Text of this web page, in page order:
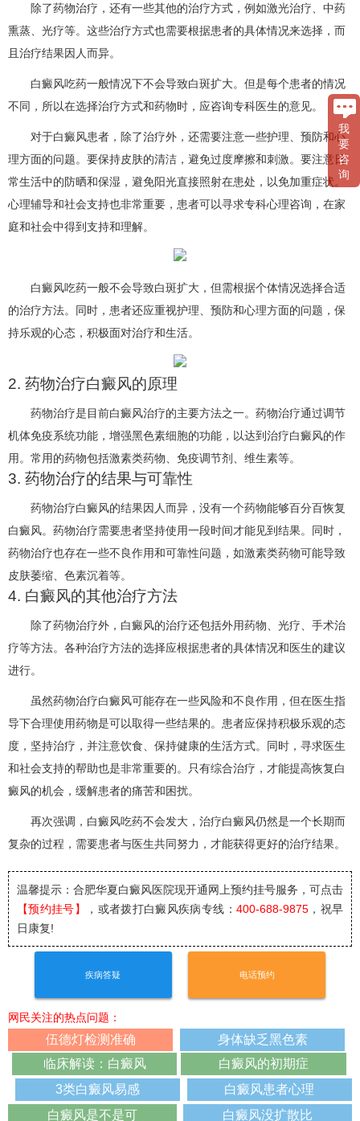
除了药物治疗，还有一些其他的治疗方式，例如激光治疗、中药
熏蒸、光疗等。这些治疗方式也需要根据患者的具体情况来选择，而
且治疗结果因人而异。
白癜风吃药一般情况下不会导致白斑扩大。但是每个患者的情况
不同，所以在选择治疗方式和药物时，应咨询专科医生的意见。
对于白癜风患者，除了治疗外，还需要注意一些护理、预防和心
理方面的问题。要保持皮肤的清洁，避免过度摩擦和刺激。要注意日
常生活中的防晒和保湿，避免阳光直接照射在患处，以免加重症状。
心理辅导和社会支持也非常重要，患者可以寻求专科心理咨询，在家
庭和社会中得到支持和理解。
白癜风吃药一般不会导致白斑扩大，但需根据个体情况选择合适
的治疗方法。同时，患者还应重视护理、预防和心理方面的问题，保
持乐观的心态，积极面对治疗和生活。
2. 药物治疗白癜风的原理
药物治疗是目前白癜风治疗的主要方法之一。药物治疗通过调节
机体免疫系统功能，增强黑色素细胞的功能，以达到治疗白癜风的作
用。常用的药物包括激素类药物、免疫调节剂、维生素等。
3. 药物治疗的结果与可靠性
药物治疗白癜风的结果因人而异，没有一个药物能够百分百恢复
白癜风。药物治疗需要患者坚持使用一段时间才能见到结果。同时，
药物治疗也存在一些不良作用和可靠性问题，如激素类药物可能导致
皮肤萎缩、色素沉着等。
4. 白癜风的其他治疗方法
除了药物治疗外，白癜风的治疗还包括外用药物、光疗、手术治
疗等方法。各种治疗方法的选择应根据患者的具体情况和医生的建议
进行。
虽然药物治疗白癜风可能存在一些风险和不良作用，但在医生指
导下合理使用药物是可以取得一些结果的。患者应保持积极乐观的态
度，坚持治疗，并注意饮食、保持健康的生活方式。同时，寻求医生
和社会支持的帮助也是非常重要的。只有综合治疗，才能提高恢复白
癜风的机会，缓解患者的痛苦和困扰。
再次强调，白癜风吃药不会发大，治疗白癜风仍然是一个长期而
复杂的过程，需要患者与医生共同努力，才能获得更好的治疗结果。
温馨提示：合肥华夏白癜风医院现开通网上预约挂号服务，可点击
【预约挂号】
，或者拨打白癜风疾病专线： 400-688-9875，祝早
日康复!
疾病答疑 电话预约
网民关注的热点问题：
伍德灯检测准确
身体缺乏黑色素
临床解读：白癜风
白癜风的初期症
3类白癜风易感
白癜风患者心理
白癜风是不是可
白癜风没扩散比
我
要
咨
询